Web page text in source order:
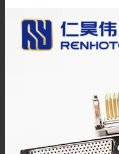
F型连接器
N型连接器